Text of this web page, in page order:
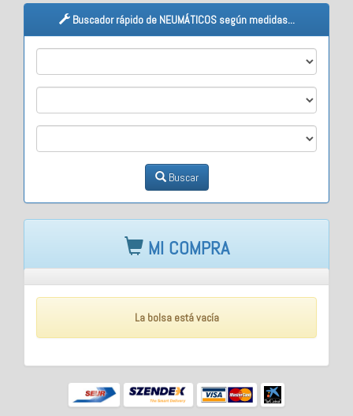
Buscador rápido de NEUMÁTICOS según medidas...
Buscar
MI COMPRA
La bolsa está vacía